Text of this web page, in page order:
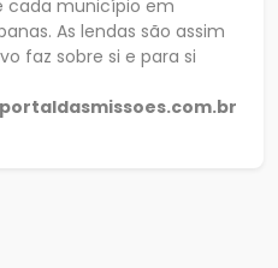
cada município em
As lendas são assim
faz sobre si e para si